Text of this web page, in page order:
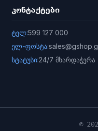
802.11n
GHz
MHz
პროტოკოლი
საკუთრების
კონტაქტები
ტელ:599 127 000
ელ-ფოსტა:
სტატუსი:24/7 მხარდაჭერა
©